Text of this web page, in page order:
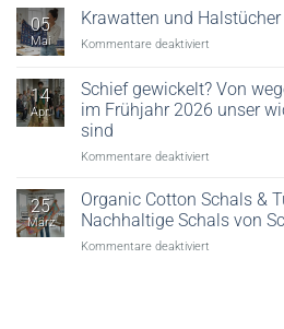
Veredelung
Möglichkeiten,
ein
tragen!
05
Mai
Krawatten und
Kommentare deaktiviert
und
Halstücher
mit
14
Apr.
Schief gewickelt? Von
im Frühjahr 2026 unser
sind
Kommentare deaktiviert
gewickelt?
Von
wegen!
25
März
Organic Cotton Schals &
Nachhaltige Schals von
Kommentare deaktiviert